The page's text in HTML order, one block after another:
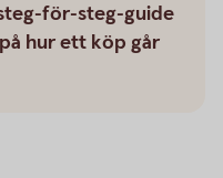
för-steg-guide
hur ett köp går